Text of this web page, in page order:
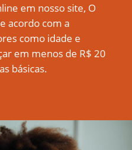
em nosso site, O
acordo com a
como idade e
em menos de R$ 20
básicas.